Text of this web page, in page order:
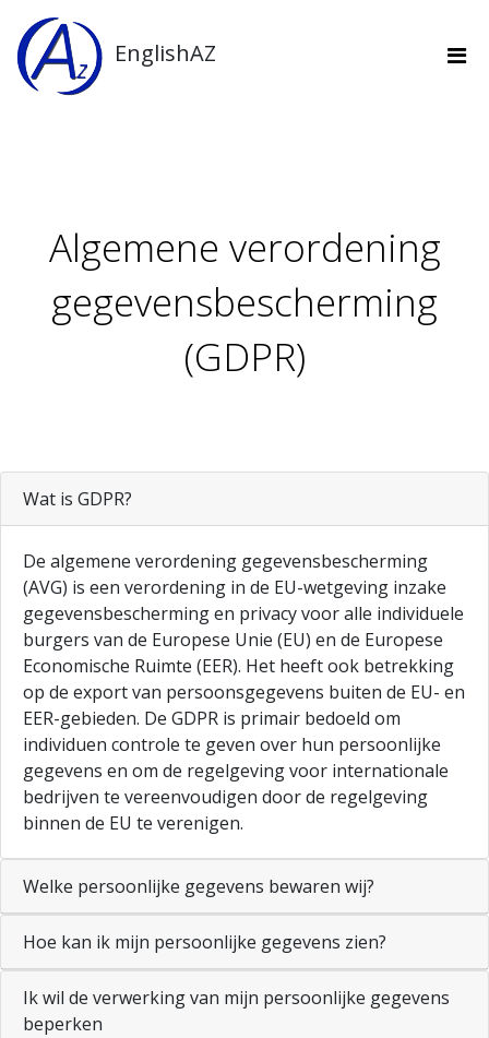
EnglishAZ
Algemene verordening
gegevensbescherming
(GDPR)
Wat is GDPR?
De algemene verordening gegevensbescherming
(AVG) is een verordening in de EU-wetgeving inzake
gegevensbescherming en privacy voor alle individuele
burgers van de Europese Unie (EU) en de Europese
Economische Ruimte (EER). Het heeft ook betrekking
op de export van persoonsgegevens buiten de EU- en
EER-gebieden. De GDPR is primair bedoeld om
individuen controle te geven over hun persoonlijke
gegevens en om de regelgeving voor internationale
bedrijven te vereenvoudigen door de regelgeving
binnen de EU te verenigen.
Welke persoonlijke gegevens bewaren wij?
Hoe kan ik mijn persoonlijke gegevens zien?
Ik wil de verwerking van mijn persoonlijke gegevens
beperken